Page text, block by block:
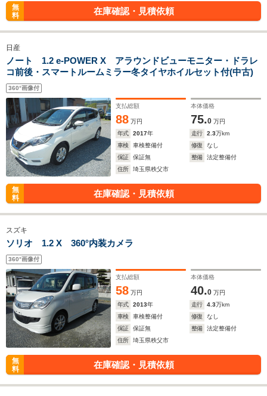
無
料
在庫確認・見積依頼
日産
ノート 1.2 e-POWER X アラウンドビューモニター・ドラレ
コ前後・スマートルームミラー冬タイヤホイルセット付(中古)
360°画像付
支払総額
88 万円
本体価格
75.0 万円
年式
2017年 走行 2.3万km
車検
車検整備付 修復
なし
保証
保証無 整備
法定整備付
住所
埼玉県秩父市
無
料
在庫確認・見積依頼
スズキ
ソリオ 1.2 X 360°内装カメラ
360°画像付
支払総額
58 万円
本体価格
40.0 万円
年式
2013年 走行 4.3万km
車検
車検整備付 修復
なし
保証
保証無 整備
法定整備付
住所
埼玉県秩父市
無
料
在庫確認・見積依頼